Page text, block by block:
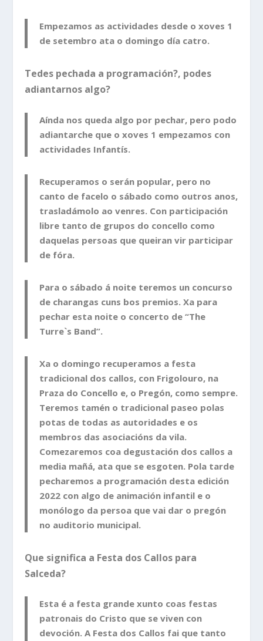
Empezamos as actividades desde o xoves 1
de setembro ata o domingo día catro.
Tedes pechada a programación?, podes
adiantarnos algo?
Aínda nos queda algo por pechar, pero podo
adiantarche que o xoves 1 empezamos con
actividades Infantís.
Recuperamos o serán popular, pero no
canto de facelo o sábado como outros anos,
trasladámolo ao venres. Con participación
libre tanto de grupos do concello como
daquelas persoas que queiran vir participar
de fóra.
Para o sábado á noite teremos un concurso
de charangas cuns bos premios. Xa para
pechar esta noite o concerto de “The
Turre`s Band”.
Xa o domingo recuperamos a festa
tradicional dos callos, con Frigolouro, na
Praza do Concello e, o Pregón, como sempre.
Teremos tamén o tradicional paseo polas
potas de todas as autoridades e os
membros das asociacións da vila.
Comezaremos coa degustación dos callos a
media mañá, ata que se esgoten. Pola tarde
pecharemos a programación desta edición
2022 con algo de animación infantil e o
monólogo da persoa que vai dar o pregón
no auditorio municipal.
Que significa a Festa dos Callos para
Salceda?
Esta é a festa grande xunto coas festas
patronais do Cristo que se viven con
devoción. A Festa dos Callos fai que tanto